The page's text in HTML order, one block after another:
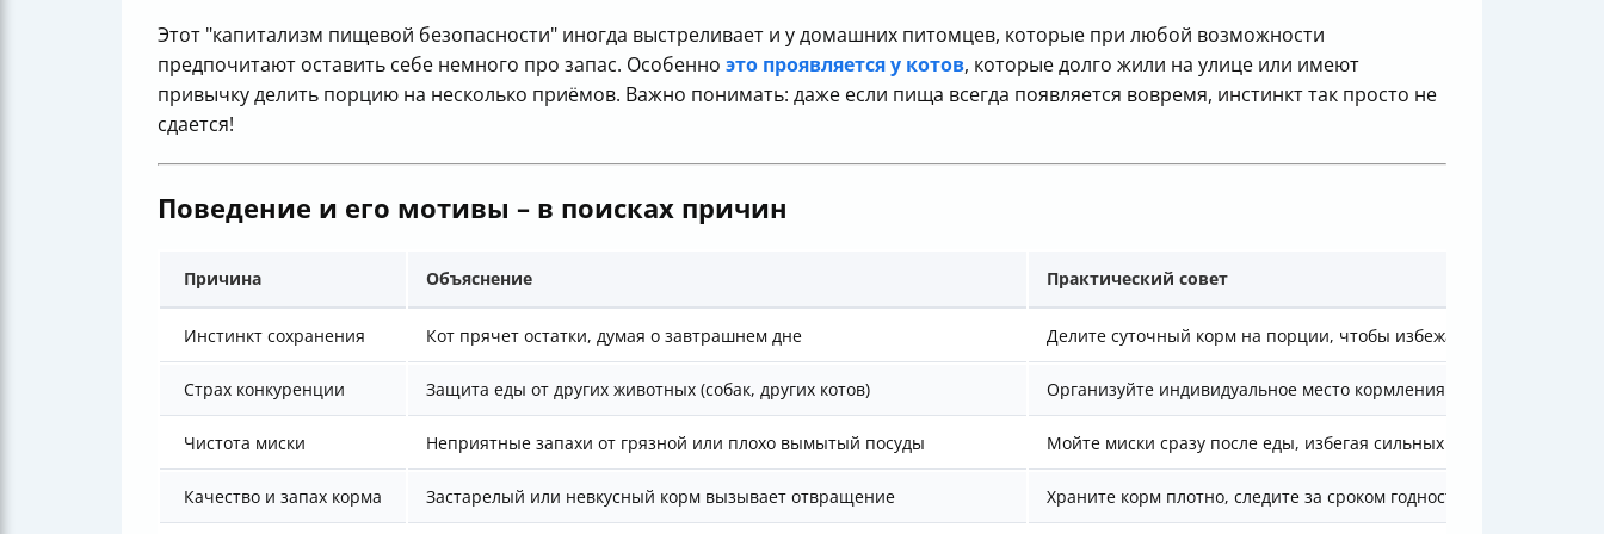
Этот "капитализм пищевой безопасности" иногда выстреливает и у домашних питомцев, которые при любой возможности
предпочитают оставить себе немного про запас. Особенно это проявляется у котов, которые долго жили на улице или имеют
привычку делить порцию на несколько приёмов. Важно понимать: даже если пища всегда появляется вовремя, инстинкт так просто не
сдается!
Поведение и его мотивы – в поисках причин
Причина Объяснение Практический совет
Инстинкт сохранения Кот прячет остатки, думая о завтрашнем дне Делите суточный корм на порции, чтобы избежать остатков
Страх конкуренции Защита еды от других животных (собак, других котов) Организуйте индивидуальное место кормления для каждого
Чистота миски Неприятные запахи от грязной или плохо вымытый посуды Мойте миски сразу после еды, избегая сильных запахов моющих
Качество и запах корма Застарелый или невкусный корм вызывает отвращение Храните корм плотно, следите за сроком годности